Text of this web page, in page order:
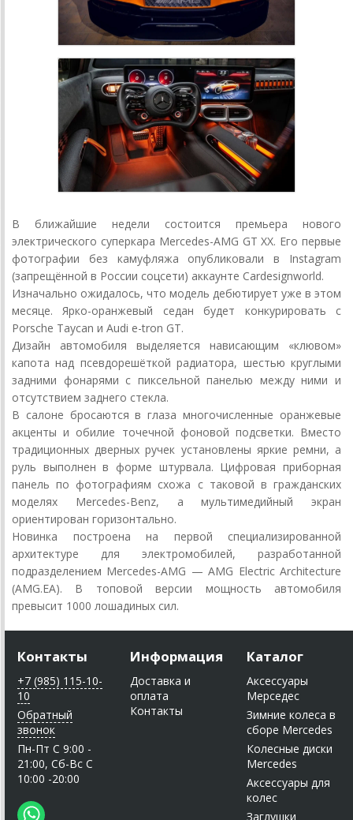
В ближайшие недели состоится премьера нового
электрического суперкара Mercedes-AMG GT XX. Его первые
фотографии без камуфляжа опубликовали в Instagram
(запрещённой в России соцсети) аккаунте Cardesignworld.
Изначально ожидалось, что модель дебютирует уже в этом
месяце. Ярко-оранжевый седан будет конкурировать с
Porsche Taycan и Audi e-tron GT.
Дизайн автомобиля выделяется нависающим «клювом»
капота над псевдорешёткой радиатора, шестью круглыми
задними фонарями с пиксельной панелью между ними и
отсутствием заднего стекла.
В салоне бросаются в глаза многочисленные оранжевые
акценты и обилие точечной фоновой подсветки. Вместо
традиционных дверных ручек установлены яркие ремни, а
руль выполнен в форме штурвала. Цифровая приборная
панель по фотографиям схожа с таковой в гражданских
моделях Mercedes-Benz, а мультимедийный экран
ориентирован горизонтально.
Новинка построена на первой специализированной
архитектуре для электромобилей, разработанной
подразделением Mercedes-AMG — AMG Electric Architecture
(AMG.EA). В топовой версии мощность автомобиля
превысит 1000 лошадиных сил.
Контакты
+7 (985) 115-10-
10
Обратный
звонок
Пн-Пт C 9:00 -
21:00, Сб-Вс С
10:00 -20:00
Информация
Доставка и
оплата
Контакты
Каталог
Аксессуары
Мерседес
Зимние колеса в
сборе Mercedes
Колесные диски
Mercedes
Аксессуары для
колес
Заглушки